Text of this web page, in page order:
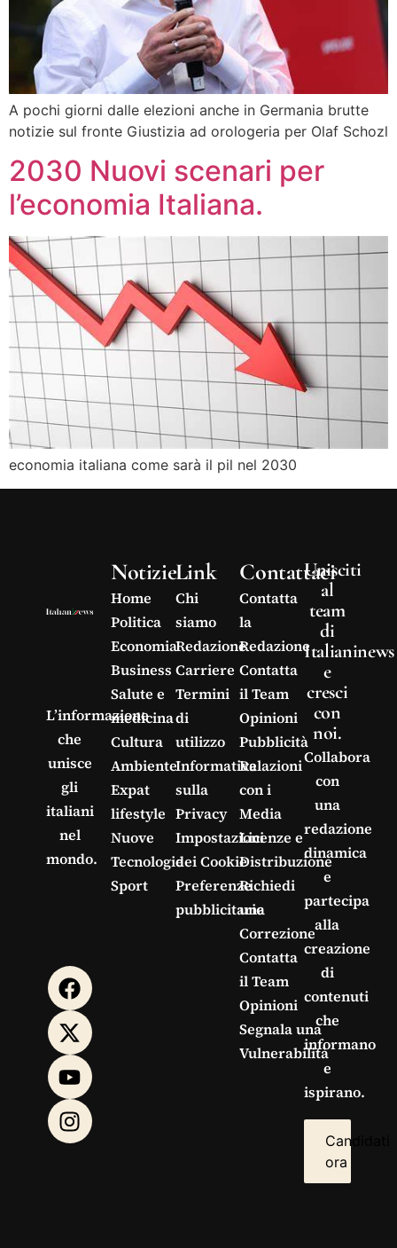
A pochi giorni dalle elezioni anche in Germania brutte
notizie sul fronte Giustizia ad orologeria per Olaf Schozl
2030 Nuovi scenari per
l’economia Italiana.
economia italiana come sarà il pil nel 2030
L’informazione
che
unisce
gli
italiani
nel
mondo.
Notizie
Home
Politica
Economia
Business
Salute e
medicina
Cultura
Ambiente
Expat
lifestyle
Nuove
Tecnologie
Sport
Link
Chi
siamo
Redazione
Carriere
Termini
di
utilizzo
Informativa
sulla
Privacy
Impostazioni
dei Cookie
Preferenze
pubblicitarie
Contattaci
Contatta
la
Redazione
Contatta
il Team
Opinioni
Pubblicità
Relazioni
con i
Media
Licenze e
Distribuzione
Richiedi
una
Correzione
Contatta
il Team
Opinioni
Segnala una
Vulnerabilità
Unisciti
al
team
di
Italianinews
e
cresci
con
noi.
Collabora
con
una
redazione
dinamica
e
partecipa
alla
creazione
di
contenuti
che
informano
e
ispirano.
Candidati
ora